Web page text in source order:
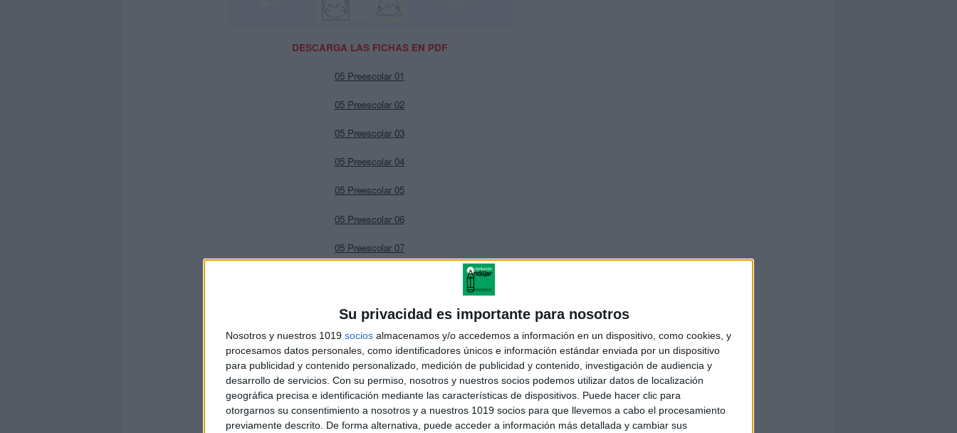
Su privacidad es importante para nosotros
Nosotros y nuestros 1019 socios almacenamos y/o accedemos a información en un dispositivo, como cookies, y
procesamos datos personales, como identificadores únicos e información estándar enviada por un dispositivo
para publicidad y contenido personalizado, medición de publicidad y contenido, investigación de audiencia y
desarrollo de servicios. Con su permiso, nosotros y nuestros socios podemos utilizar datos de localización
geográfica precisa e identificación mediante las características de dispositivos. Puede hacer clic para
otorgarnos su consentimiento a nosotros y a nuestros 1019 socios para que llevemos a cabo el procesamiento
previamente descrito. De forma alternativa, puede acceder a información más detallada y cambiar sus
DESCARGA LAS FICHAS EN PDF
05 Preescolar 01
05 Preescolar 02
05 Preescolar 03
05 Preescolar 04
05 Preescolar 05
05 Preescolar 06
05 Preescolar 07
05 Preescolar 10
05 Preescolar 11
05 Preescolar 12
05 Preescolar 13